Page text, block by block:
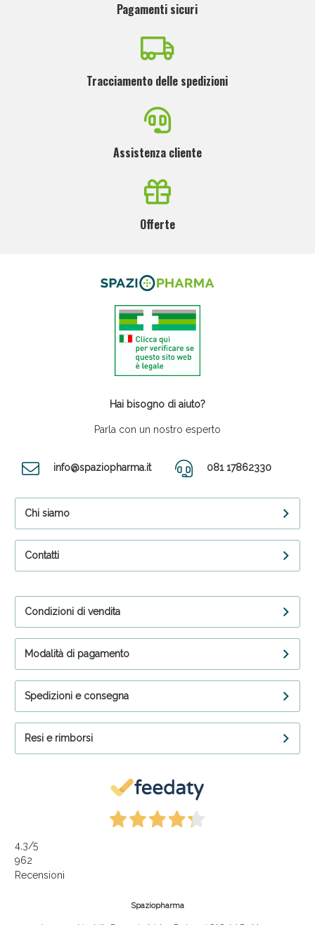
Pagamenti sicuri
Tracciamento delle spedizioni
Assistenza cliente
Offerte
Hai bisogno di aiuto?
Parla con un nostro esperto
info@spaziopharma.it 081 17862330
Chi siamo
Contatti
Condizioni di vendita
Modalità di pagamento
Spedizioni e consegna
Resi e rimborsi
4,3/5
962
Recensioni
Spaziopharma